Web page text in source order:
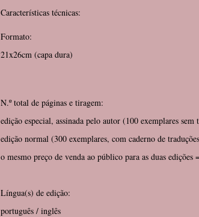
Características técnicas:
Formato:
21x26cm (capa dura)
N.º total de páginas e tiragem:
edição especial, assinada pelo autor (100 exemplares sem
edição normal (300 exemplares, com caderno de
o mesmo preço de venda ao público para as duas
Língua(s) de edição:
português / inglês